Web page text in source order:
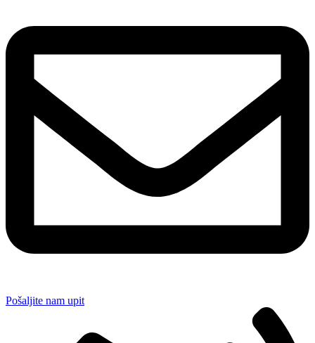
Pošaljite nam upit